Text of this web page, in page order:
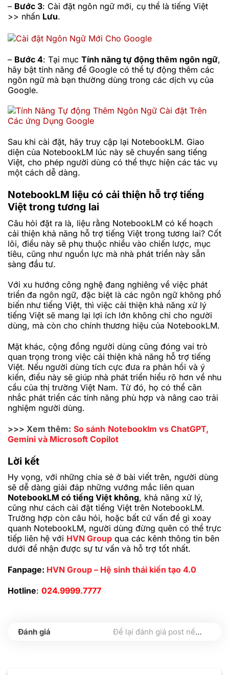
– Bước 3: Cài đặt ngôn ngữ mới, cụ thể là tiếng Việt
>> nhấn Lưu.
– Bước 4: Tại mục Tính năng tự động thêm ngôn ngữ,
hãy bật tính năng để Google có thể tự động thêm các
ngôn ngữ mà bạn thường dùng trong các dịch vụ của
Google.
Sau khi cài đặt, hãy truy cập lại NotebookLM. Giao
diện của NotebookLM lúc này sẽ chuyển sang tiếng
Việt, cho phép người dùng có thể thực hiện các tác vụ
một cách dễ dàng.
NotebookLM liệu có cải thiện hỗ trợ tiếng
Việt trong tương lai
Câu hỏi đặt ra là, liệu rằng NotebookLM có kế hoạch
cải thiện khả năng hỗ trợ tiếng Việt trong tương lai? Cốt
lõi, điều này sẽ phụ thuộc nhiều vào chiến lược, mục
tiêu, cũng như nguồn lực mà nhà phát triển này sẵn
sàng đầu tư.
Với xu hướng công nghệ đang nghiêng về việc phát
triển đa ngôn ngữ, đặc biệt là các ngôn ngữ không phổ
biến như tiếng Việt, thì việc cải thiện khả năng xử lý
tiếng Việt sẽ mang lại lợi ích lớn không chỉ cho người
dùng, mà còn cho chính thương hiệu của NotebookLM.
Mặt khác, cộng đồng người dùng cũng đóng vai trò
quan trọng trong việc cải thiện khả năng hỗ trợ tiếng
Việt. Nếu người dùng tích cực đưa ra phản hồi và ý
kiến, điều này sẽ giúp nhà phát triển hiểu rõ hơn về nhu
cầu của thị trường Việt Nam. Từ đó, họ có thể cân
nhắc phát triển các tính năng phù hợp và nâng cao trải
nghiệm người dùng.
>>> Xem thêm: So sánh Notebooklm vs ChatGPT,
Gemini và Microsoft Copilot
Lời kết
Hy vọng, với những chia sẻ ở bài viết trên, người dùng
sẽ dễ dàng giải đáp những vướng mắc liên quan
NotebookLM có tiếng Việt không, khả năng xử lý,
cũng như cách cài đặt tiếng Việt trên NotebookLM.
Trường hợp còn câu hỏi, hoặc bất cứ vấn đề gì xoay
quanh NotebookLM, người dùng đừng quên có thể trực
tiếp liên hệ với HVN Group qua các kênh thông tin bên
dưới để nhận được sự tư vấn và hỗ trợ tốt nhất.
Fanpage: HVN Group – Hệ sinh thái kiến tạo 4.0
Hotline: 024.9999.7777
Để lại đánh giá post nếu bạn thấy hữu ích nhé